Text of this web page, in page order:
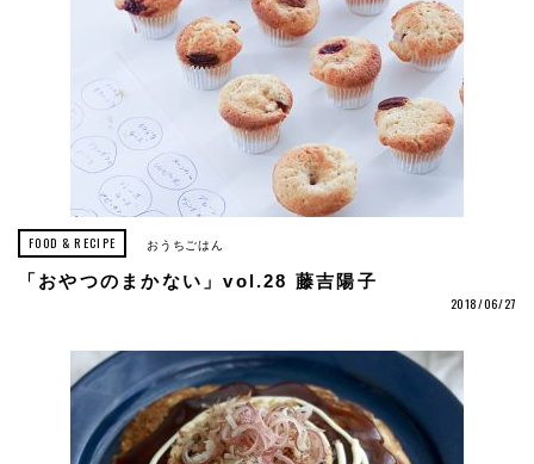
FOOD & RECIPE おうちごはん
「おやつのまかない」vol.28 藤吉陽子
2018/06/27